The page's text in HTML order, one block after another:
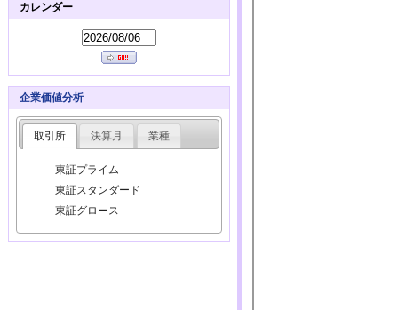
カレンダー
企業価値分析
取引所 決算月 業種
東証プライム
東証スタンダード
東証グロース